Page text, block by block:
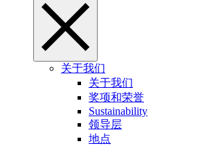
关于我们
关于我们
奖项和荣誉
Sustainability
领导层
地点